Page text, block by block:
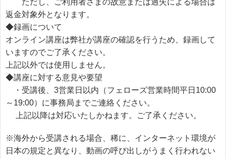
ただし、ご利用者さまの故意または過失による場合は
返金対象外となります。
◆録画について
オンライン講座は弊社が講座の確認を行うため、録画して
いますのでご了承ください。
上記以外では使用しません。
◆講座に対する意見や要望
・受講後、3営業日以内（フェローズ営業時間平日10:00
～19:00）に事務局までご連絡ください。
上記以降は対応いたしかねます。ご了承ください。
※海外から受講される場合、稀に、インターネット環境が
日本の規定と異なり、動画の呼び出しがうまく行われない